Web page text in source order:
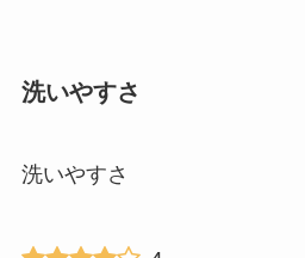
洗いやすさ
洗いやすさ